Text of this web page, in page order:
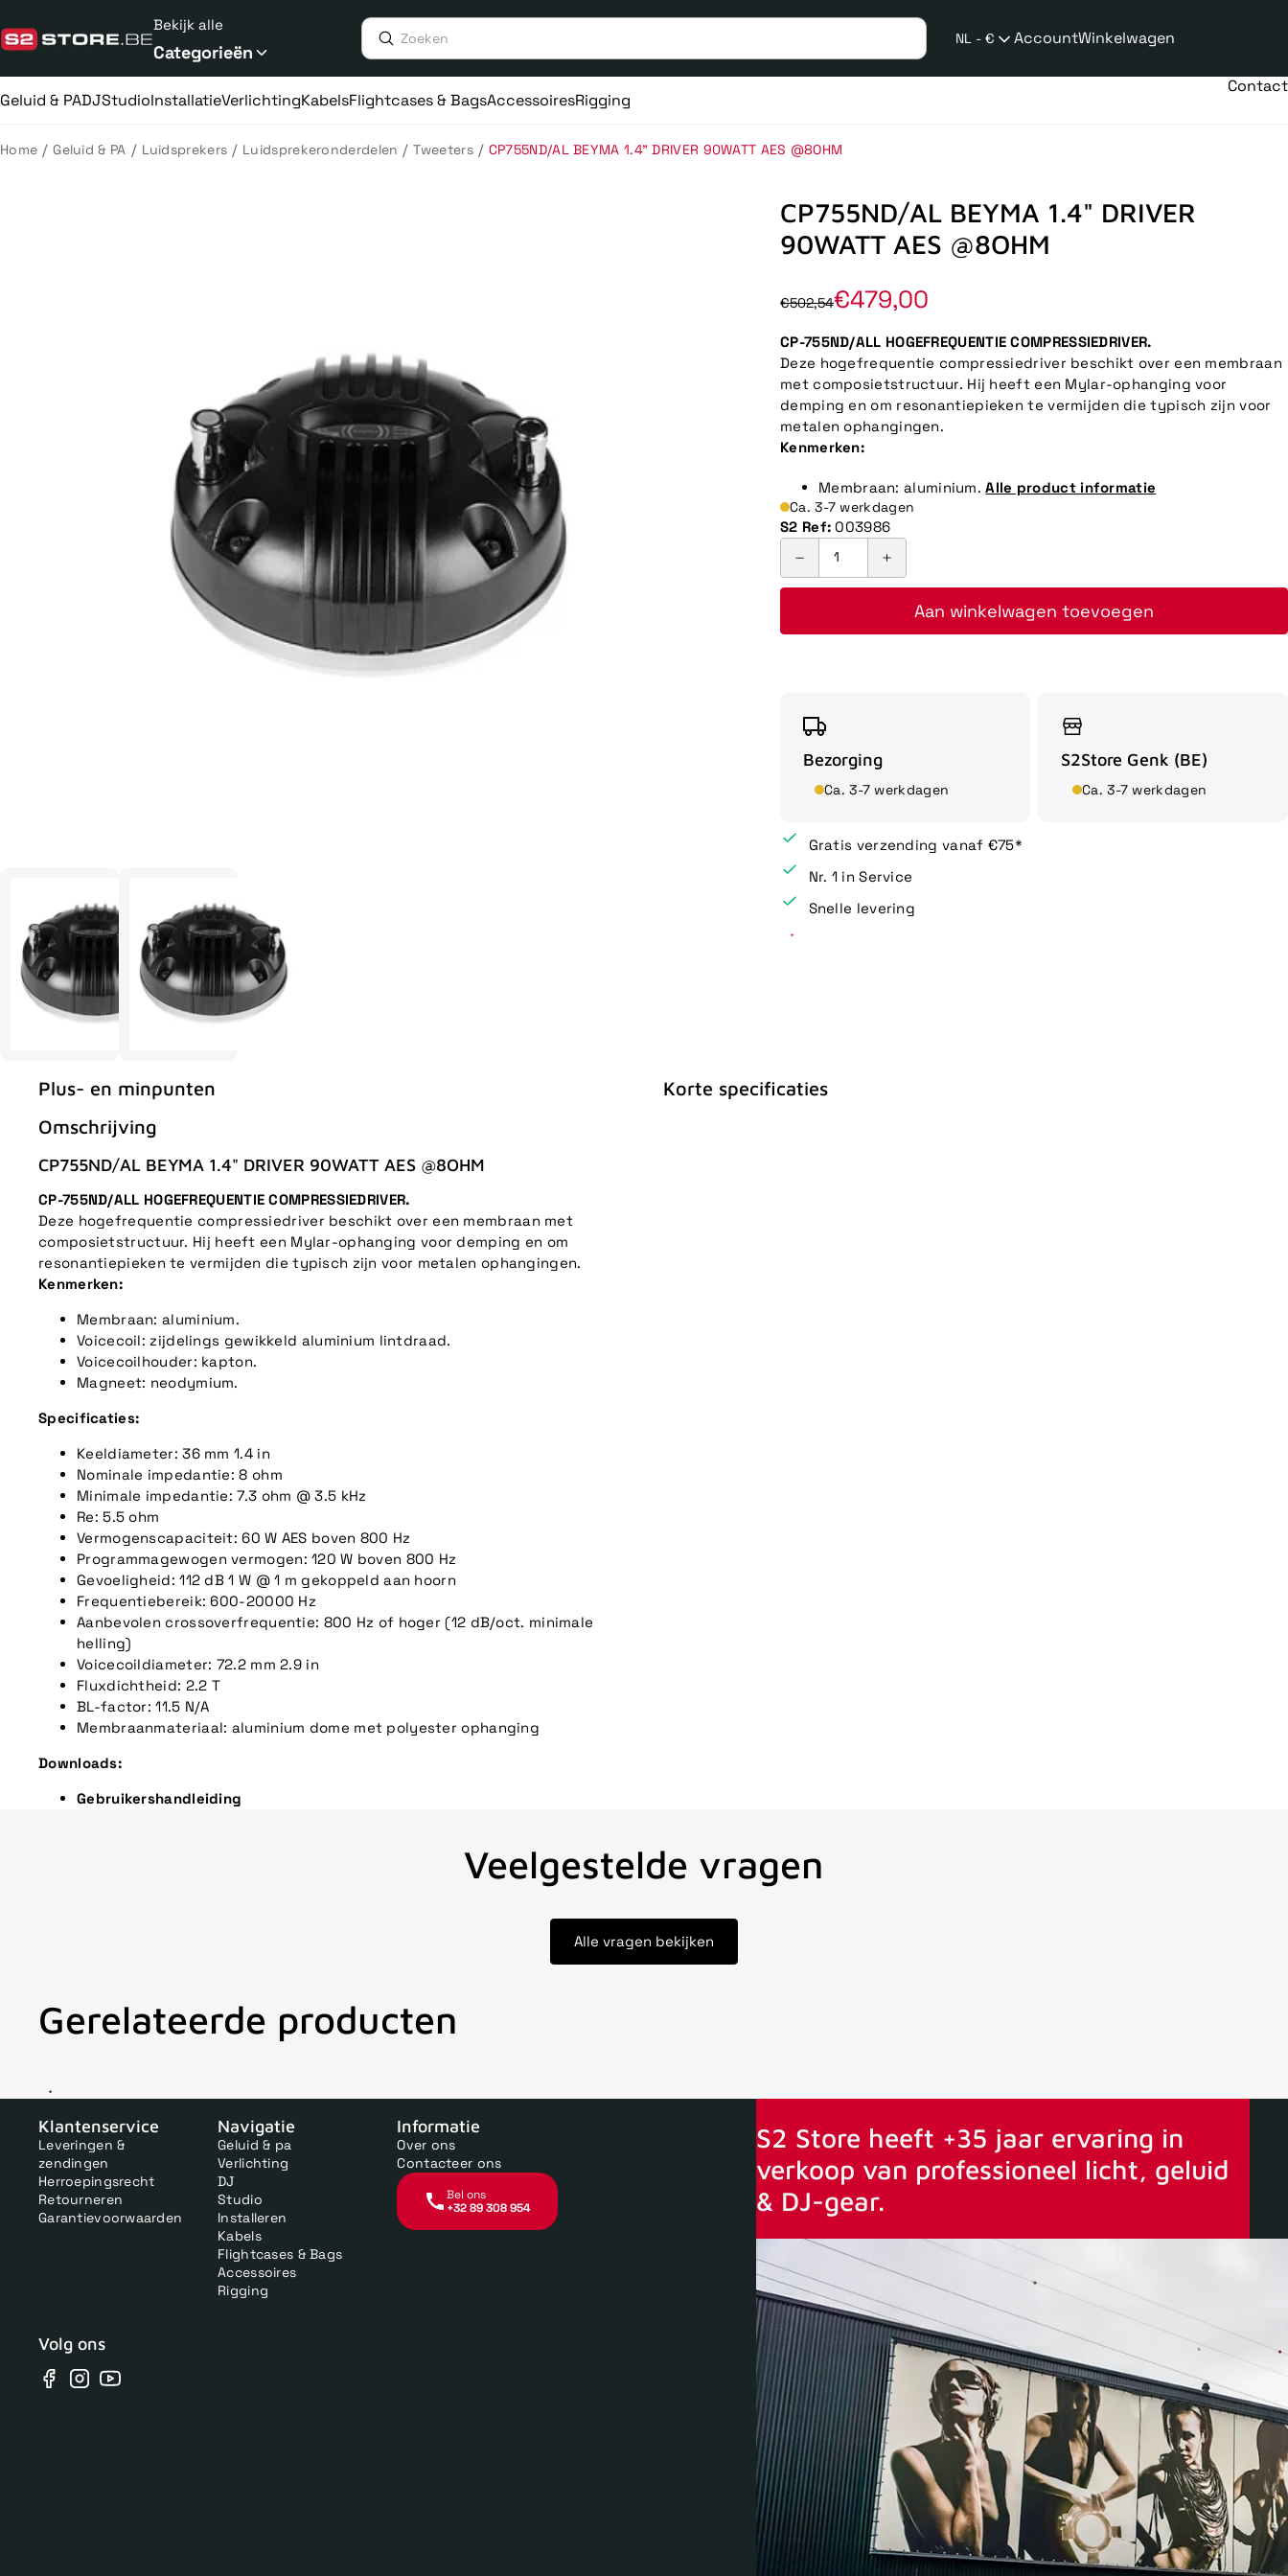
naar
de
Bekijk alle
Categorieën
NL - €
taalwijziging
AccountWinkelwagen
Geluid & PADJStudioInstallatieVerlichtingKabelsFlightcases & BagsAccessoiresRigging
Contact
Home / Geluid & PA / Luidsprekers / Luidsprekeronderdelen / Tweeters / CP755ND/AL BEYMA 1.4" DRIVER 90WATT AES @8OHM
CP755ND/AL BEYMA 1.4" DRIVER
90WATT AES @8OHM
€502,54€479,00
CP-755ND/ALL HOGEFREQUENTIE COMPRESSIEDRIVER.
Deze hogefrequentie compressiedriver beschikt over een membraan
met composietstructuur. Hij heeft een Mylar-ophanging voor
demping en om resonantiepieken te vermijden die typisch zijn voor
metalen ophangingen.
Kenmerken:
Membraan: aluminium.Alle product informatie
Ca. 3-7 werkdagen
S2 Ref: 003986
Aan winkelwagen toevoegen
Bezorging
Ca. 3-7 werkdagen
S2Store Genk (BE)
Ca. 3-7 werkdagen
Gratis verzending vanaf €75*
Nr. 1 in Service
Snelle levering
Plus- en minpunten
Omschrijving
CP755ND/AL BEYMA 1.4" DRIVER 90WATT AES @8OHM
CP-755ND/ALL HOGEFREQUENTIE COMPRESSIEDRIVER.
Deze hogefrequentie compressiedriver beschikt over een membraan met
composietstructuur. Hij heeft een Mylar-ophanging voor demping en om
resonantiepieken te vermijden die typisch zijn voor metalen ophangingen.
Kenmerken:
Membraan: aluminium.
Voicecoil: zijdelings gewikkeld aluminium lintdraad.
Voicecoilhouder: kapton.
Magneet: neodymium.
Specificaties:
Keeldiameter: 36 mm 1.4 in
Nominale impedantie: 8 ohm
Minimale impedantie: 7.3 ohm @ 3.5 kHz
Re: 5.5 ohm
Vermogenscapaciteit: 60 W AES boven 800 Hz
Programmagewogen vermogen: 120 W boven 800 Hz
Gevoeligheid: 112 dB 1 W @ 1 m gekoppeld aan hoorn
Frequentiebereik: 600-20000 Hz
Aanbevolen crossoverfrequentie: 800 Hz of hoger (12 dB/oct. minimale
helling)
Voicecoildiameter: 72.2 mm 2.9 in
Fluxdichtheid: 2.2 T
BL-factor: 11.5 N/A
Membraanmateriaal: aluminium dome met polyester ophanging
Downloads:
Gebruikershandleiding
Korte specificaties
Veelgestelde vragen
Alle vragen bekijken
Gerelateerde producten
Voor 15uur besteld, zelfde dag verstuurd Echte winkel +35 jaar ervaring Vanaf 75€ gratis verstuurd
Klantenservice
Leveringen &
zendingen
Herroepingsrecht
Retourneren
Garantievoorwaarden
Navigatie
Geluid & pa
Verlichting
DJ
Studio
Installeren
Kabels
Flightcases & Bags
Accessoires
Rigging
Informatie
Over ons
Contacteer ons
Bel ons
+32 89 308 954
Volg ons
Facebook
Instagram
YouTube
S2 Store heeft +35 jaar ervaring in
verkoop van professioneel licht, geluid
& DJ-gear.